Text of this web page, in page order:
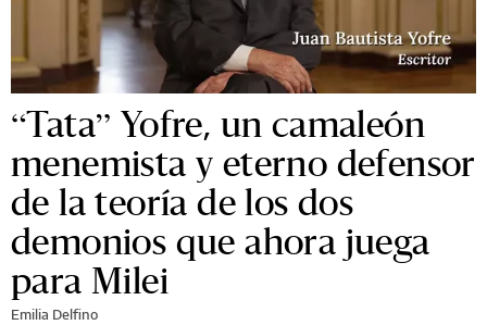
“Tata” Yofre, un camaleón
menemista y eterno defensor
de la teoría de los dos
demonios que ahora juega
para Milei
Emilia Delfino